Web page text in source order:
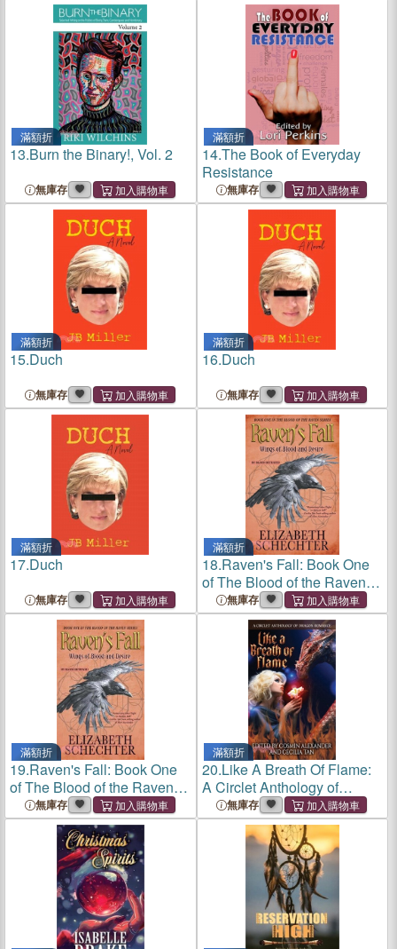
滿額折
13.Burn the Binary!, Vol. 2
無庫存
滿額折
14.The Book of Everyday
Resistance
無庫存
滿額折
15.Duch
無庫存
滿額折
16.Duch
無庫存
滿額折
17.Duch
無庫存
滿額折
18.Raven's Fall: Book One
of The Blood of the Raven
Series無庫存
滿額折
19.Raven's Fall: Book One
of The Blood of the Raven
Series無庫存
滿額折
20.Like A Breath Of Flame:
A Circlet Anthology of
Dragon Romance
無庫存